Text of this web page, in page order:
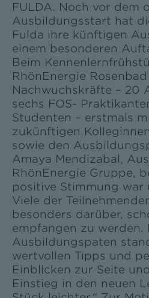
FULDA. Noch vor dem
Ausbildungsstart hat
Fulda ihre künftigen
einem besonderen
Beim
RhönEnergie
Nachwuchskräfte – 20
sechs FOS-
Studenten – erstmals
zukünftigen
sowie den
Amaya Mendizabal,
RhönEnergie Gruppe,
positive Stimmung war
Viele der
besonders darüber,
empfangen zu werden.
Ausbildungspaten
wertvollen Tipps und
Einblicken zur Seite
Einstieg in den neuen